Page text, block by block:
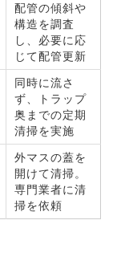
配管の傾斜や
構造を調査
し、必要に応
じて配管更新
同時に流さ
ず、トラップ
奥までの定期
清掃を実施
外マスの蓋を
開けて清掃。
専門業者に清
掃を依頼